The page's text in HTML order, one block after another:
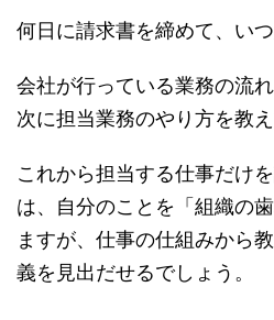
何日に請求書を締めて、い
会社が行っている業務の流
次に担当業務のやり方を教え
これから担当する仕事だけ
は、自分のことを「組織の
ますが、仕事の仕組みから
義を見出だせるでしょう。